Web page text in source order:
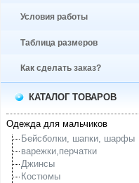
Условия работы
Таблица размеров
Как сделать заказ?
КАТАЛОГ ТОВАРОВ
Одежда для мальчиков
Бейсболки, шапки, шарфы
варежки,перчатки
Джинсы
Костюмы